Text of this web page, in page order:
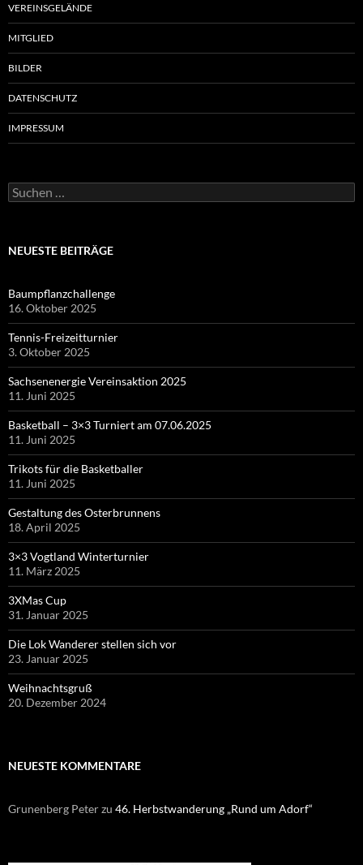
VEREINSGELÄNDE
MITGLIED
BILDER
DATENSCHUTZ
IMPRESSUM
Suchen
nach:
NEUESTE BEITRÄGE
Baumpflanzchallenge
16. Oktober 2025
Tennis-Freizeitturnier
3. Oktober 2025
Sachsenenergie Vereinsaktion 2025
11. Juni 2025
Basketball – 3×3 Turniert am 07.06.2025
11. Juni 2025
Trikots für die Basketballer
11. Juni 2025
Gestaltung des Osterbrunnens
18. April 2025
3×3 Vogtland Winterturnier
11. März 2025
3XMas Cup
31. Januar 2025
Die Lok Wanderer stellen sich vor
23. Januar 2025
Weihnachtsgruß
20. Dezember 2024
NEUESTE KOMMENTARE
Grunenberg Peterzu 46. Herbstwanderung „Rund um Adorf“